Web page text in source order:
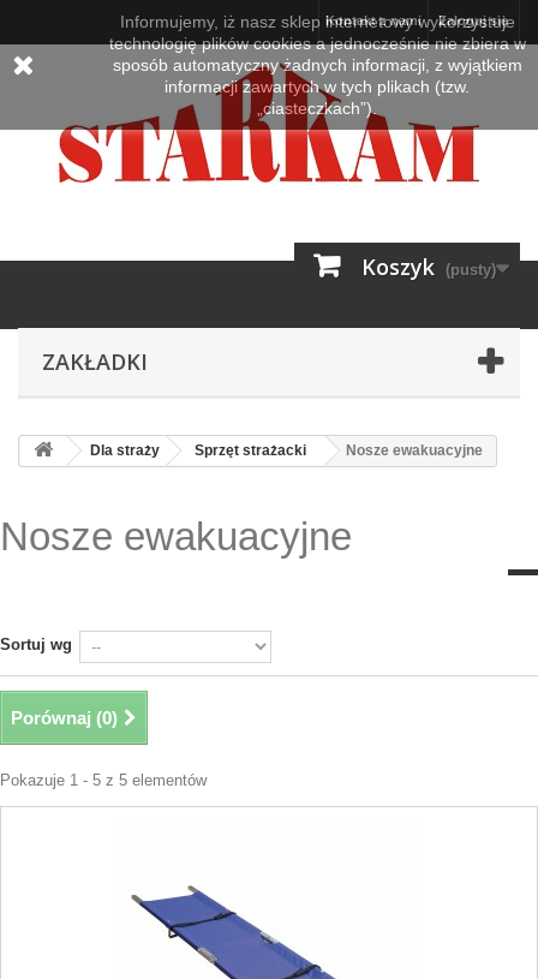
Zaloguj się
Kontakt z nami
Koszyk (pusty)
ZAKŁADKI
Dla straży Sprzęt strażacki Nosze ewakuacyjne
Nosze ewakuacyjne
Sortuj wg
Porównaj (0)
Pokazuje 1 - 5 z 5 elementów
Informujemy, iż nasz sklep internetowy wykorzystuje
technologię plików cookies a jednocześnie nie zbiera w
sposób automatyczny żadnych informacji, z wyjątkiem
informacji zawartych w tych plikach (tzw.
„ciasteczkach”).